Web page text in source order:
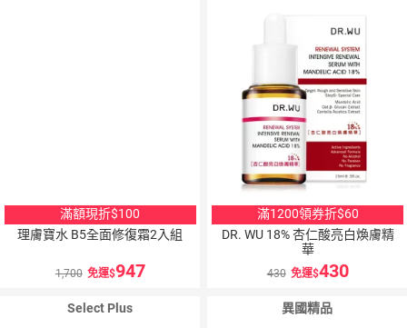
滿額現折$100
理膚寶水 B5全面修復霜2入組
1,700 免運 947
滿1200領券折$60
DR. WU 18% 杏仁酸亮白煥膚精
華
430 免運 430
Select Plus 異國精品